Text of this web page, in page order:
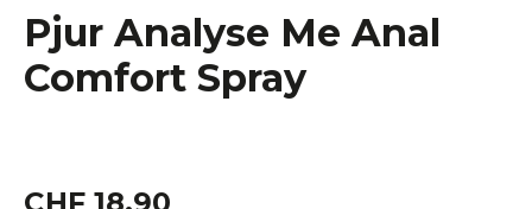
Pjur Analyse Me Anal
Comfort Spray
CHF 18.90